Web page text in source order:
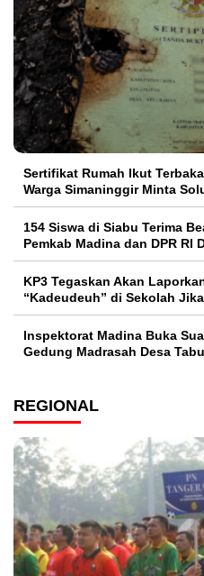
Sertifikat Rumah Ikut
Warga Simaninggir Minta
154 Siswa di Siabu Terima
Pemkab Madina dan DPR RI
KP3 Tegaskan Akan
“Kadeudeuh” di Sekolah
Inspektorat Madina Buka
Gedung Madrasah Desa
REGIONAL